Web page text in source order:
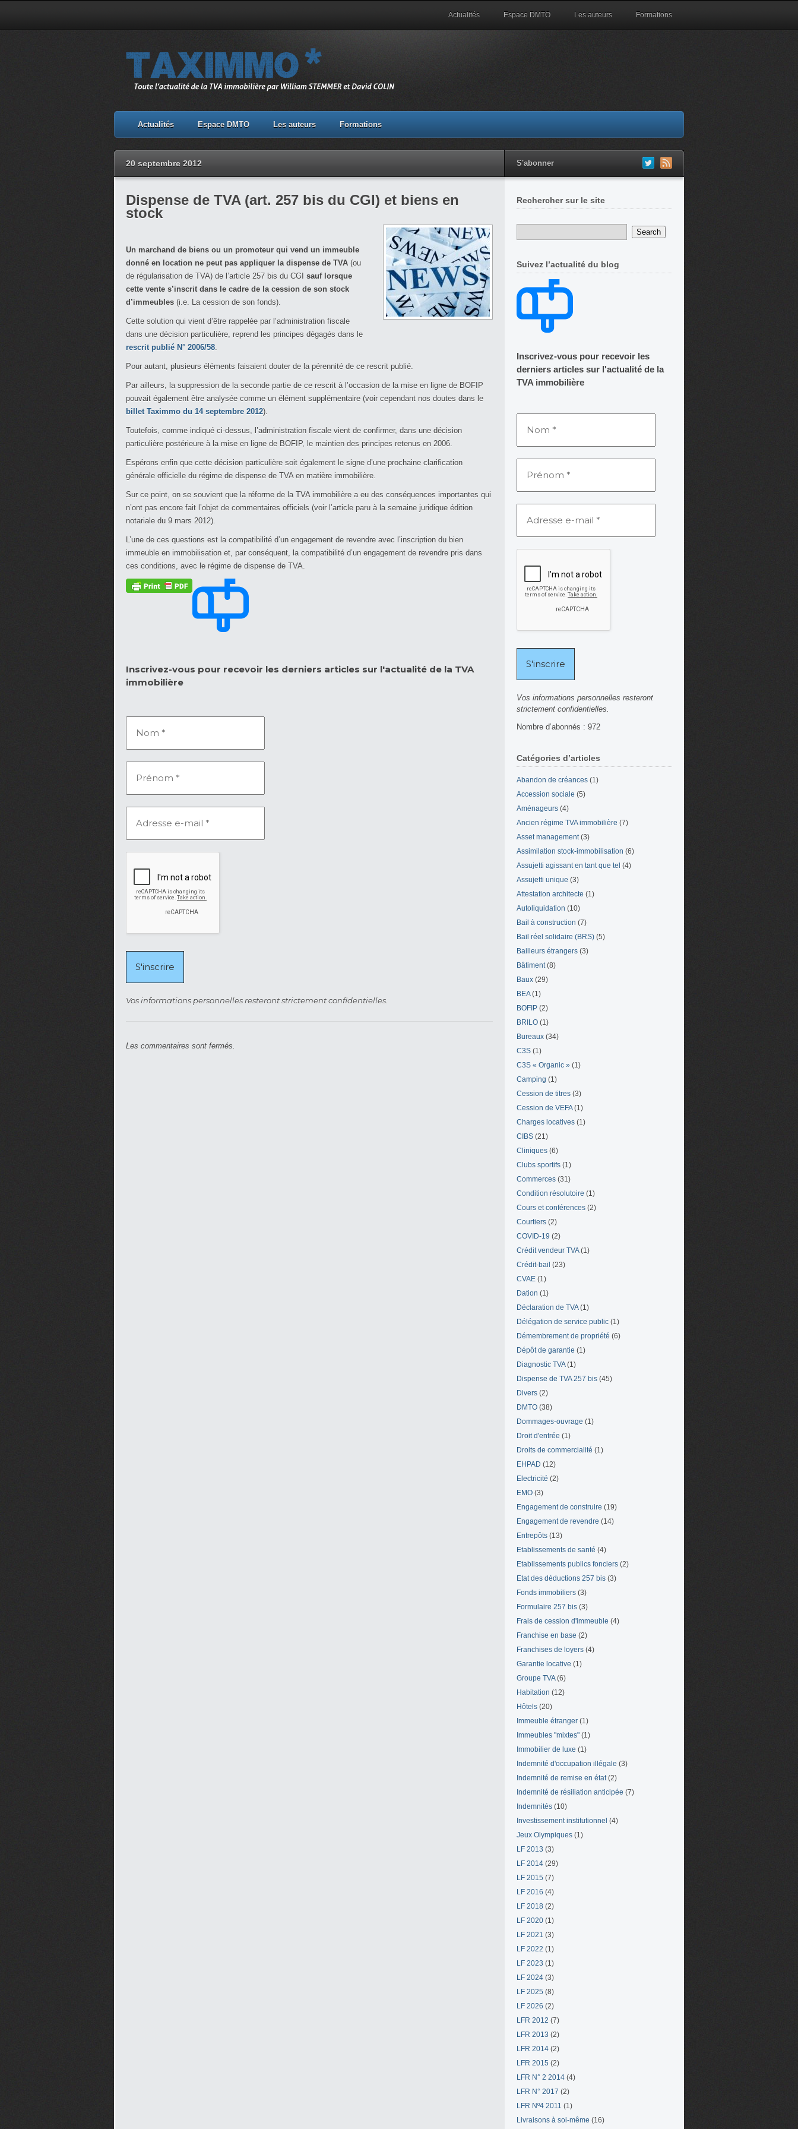
Actualités Espace DMTO Les auteurs Formations
Actualités Espace DMTO Les auteurs Formations
20 septembre 2012 S'abonner
Dispense de TVA (art. 257 bis du CGI) et biens en
stock
Un marchand de biens ou un promoteur qui vend un immeuble
donné en location ne peut pas appliquer la dispense de TVA (ou
de régularisation de TVA) de l’article 257 bis du CGI sauf lorsque
cette vente s’inscrit dans le cadre de la cession de son stock
d’immeubles (i.e. La cession de son fonds).
Cette solution qui vient d’être rappelée par l’administration fiscale
dans une décision particulière, reprend les principes dégagés dans le
rescrit publié N° 2006/58.
Pour autant, plusieurs éléments faisaient douter de la pérennité de ce rescrit publié.
Par ailleurs, la suppression de la seconde partie de ce rescrit à l’occasion de la mise en ligne de BOFIP
pouvait également être analysée comme un élément supplémentaire (voir cependant nos doutes dans le
billet Taximmo du 14 septembre 2012).
Toutefois, comme indiqué ci-dessus, l’administration fiscale vient de confirmer, dans une décision
particulière postérieure à la mise en ligne de BOFIP, le maintien des principes retenus en 2006.
Espérons enfin que cette décision particulière soit également le signe d’une prochaine clarification
générale officielle du régime de dispense de TVA en matière immobilière.
Sur ce point, on se souvient que la réforme de la TVA immobilière a eu des conséquences importantes qui
n’ont pas encore fait l’objet de commentaires officiels (voir l’article paru à la semaine juridique édition
notariale du 9 mars 2012).
L’une de ces questions est la compatibilité d’un engagement de revendre avec l’inscription du bien
immeuble en immobilisation et, par conséquent, la compatibilité d’un engagement de revendre pris dans
ces conditions, avec le régime de dispense de TVA.
Inscrivez-vous pour recevoir les derniers articles sur l'actualité de la TVA
immobilière
Vos informations personnelles resteront strictement confidentielles.
Les commentaires sont fermés.
Rechercher sur le site
Suivez l’actualité du blog
Inscrivez-vous pour recevoir les
derniers articles sur l'actualité de la
TVA immobilière
Vos informations personnelles resteront
strictement confidentielles.
Nombre d’abonnés : 972
Catégories d’articles
Abandon de créances (1)
Accession sociale (5)
Aménageurs (4)
Ancien régime TVA immobilière (7)
Asset management(3)
Assimilation stock-immobilisation (6)
Assujetti agissant en tant que tel (4)
Assujetti unique (3)
Attestation architecte (1)
Autoliquidation (10)
Bail à construction (7)
Bail réel solidaire (BRS) (5)
Bailleurs étrangers (3)
Bâtiment(8)
Baux (29)
BEA(1)
BOFIP (2)
BRILO (1)
Bureaux (34)
C3S (1)
C3S « Organic » (1)
Camping (1)
Cession de titres (3)
Cession de VEFA(1)
Charges locatives (1)
CIBS (21)
Cliniques (6)
Clubs sportifs (1)
Commerces (31)
Condition résolutoire (1)
Cours et conférences (2)
Courtiers (2)
COVID-19 (2)
Crédit vendeur TVA(1)
Crédit-bail (23)
CVAE (1)
Dation (1)
Déclaration de TVA(1)
Délégation de service public (1)
Démembrement de propriété (6)
Dépôt de garantie (1)
Diagnostic TVA(1)
Dispense de TVA 257 bis (45)
Divers (2)
DMTO (38)
Dommages-ouvrage (1)
Droit d'entrée (1)
Droits de commercialité (1)
EHPAD (12)
Electricité (2)
EMO (3)
Engagement de construire (19)
Engagement de revendre (14)
Entrepôts (13)
Etablissements de santé (4)
Etablissements publics fonciers (2)
Etat des déductions 257 bis (3)
Fonds immobiliers (3)
Formulaire 257 bis (3)
Frais de cession d'immeuble (4)
Franchise en base (2)
Franchises de loyers (4)
Garantie locative (1)
Groupe TVA(6)
Habitation (12)
Hôtels (20)
Immeuble étranger (1)
Immeubles "mixtes" (1)
Immobilier de luxe (1)
Indemnité d'occupation illégale (3)
Indemnité de remise en état(2)
Indemnité de résiliation anticipée (7)
Indemnités (10)
Investissement institutionnel (4)
Jeux Olympiques (1)
LF 2013 (3)
LF 2014 (29)
LF 2015 (7)
LF 2016 (4)
LF 2018 (2)
LF 2020 (1)
LF 2021 (3)
LF 2022 (1)
LF 2023 (1)
LF 2024 (3)
LF 2025 (8)
LF 2026 (2)
LFR 2012 (7)
LFR 2013 (2)
LFR 2014 (2)
LFR 2015 (2)
LFR N° 2 2014 (4)
LFR N° 2017 (2)
LFR Nº4 2011 (1)
Livraisons à soi-même (16)